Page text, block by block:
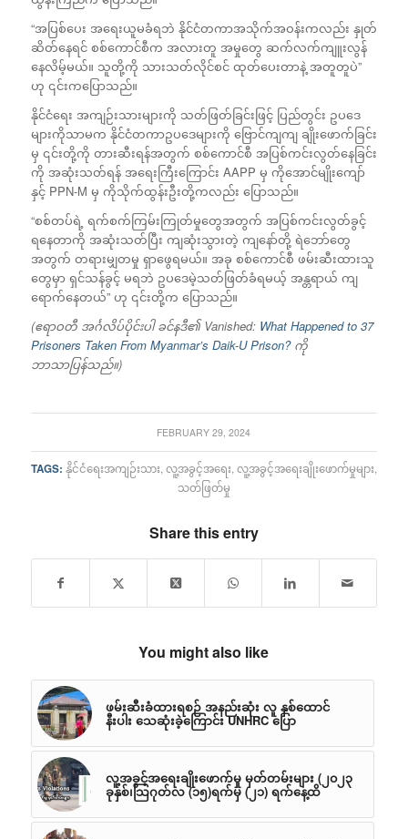
“အပြစ်ပေး အရေးယူမခံရဘဲ နိုင်ငံတကာအသိုက်အဝန်းကလည်း နှုတ်
ဆိတ်နေရင် စစ်ကောင်စီက အလားတူ အမှုတွေ ဆက်လက်ကျူးလွန်
နေလိမ့်မယ်။ သူတို့ကို သားသတ်လိုင်စင် ထုတ်ပေးတာနဲ့ အတူတူပဲ”
ဟု ၎င်းကပြောသည်။
နိုင်ငံရေး အကျဉ်းသားများကို သတ်ဖြတ်ခြင်းဖြင့် ပြည်တွင်း ဥပဒေ
များကိုသာမက နိုင်ငံတကာဥပဒေများကို ဗြောင်ကျကျ ချိုးဖောက်ခြင်း
မှ ၎င်းတို့ကို တားဆီးရန်အတွက် စစ်ကောင်စီ အပြစ်ကင်းလွတ်နေခြင်း
ကို အဆုံးသတ်ရန် အရေးကြီးကြောင်း AAPP မှ ကိုအောင်မျိုးကျော်
နှင့် PPN-M မှ ကိုသိုက်ထွန်းဦးတို့ကလည်း ပြောသည်။
“စစ်တပ်ရဲ့ ရက်စက်ကြမ်းကြုတ်မှုတွေအတွက် အပြစ်ကင်းလွတ်ခွင့်
ရနေတာကို အဆုံးသတ်ပြီး ကျဆုံးသွားတဲ့ ကျနော်တို့ ရဲဘော်တွေ
အတွက် တရားမျှတမှု ရှာဖွေရမယ်။ အခု စစ်ကောင်စီ ဖမ်းဆီးထားသူ
တွေမှာ ရှင်သန်ခွင့် မရဘဲ ဥပဒေမဲ့သတ်ဖြတ်ခံရမယ့် အန္တရာယ် ကျ
ရောက်နေတယ်” ဟု ၎င်းတို့က ပြောသည်။
(ဧရာဝတီ အင်္ဂလိပ်ပိုင်းပါ ခင်နဒီ၏ Vanished: What Happened to 37
Prisoners Taken From Myanmar’s Daik-U Prison?ကို
ဘာသာပြန်သည်။)
FEBRUARY 29, 2024
TAGS: နိုင်ငံရေးအကျဉ်းသား,လူ့အခွင့်အရေး,လူ့အခွင့်အရေးချိုးဖောက်မှုများ,
သတ်ဖြတ်မှု
Share this entry
You might also like
ဖမ်းဆီးခံထားရစဉ် အနည်းဆုံး လူ နှစ်ထောင်
နီးပါး သေဆုံးခဲ့ကြောင်း UNHRC ပြော
လူ့အခွင့်အရေးချိုးဖောက်မှု မှတ်တမ်းများ (၂၀၂၃
ခုနှစ်၊သြဂုတ်လ (၁၅)ရက်မှ (၂၁) ရက်နေ့ထိ